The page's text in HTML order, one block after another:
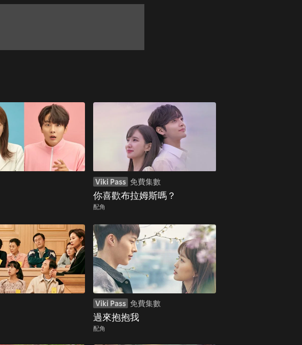
Viki Pass 免費集數
你喜歡布拉姆斯嗎？
配角
Viki Pass 免費集數
過來抱抱我
配角